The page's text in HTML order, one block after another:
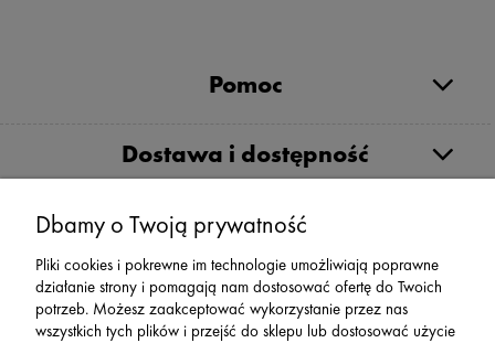
Pomoc
Dostawa i dostępność
Moje konto
Serwis
Dbamy o Twoją prywatność
Pliki cookies i pokrewne im technologie umożliwiają poprawne
działanie strony i pomagają nam dostosować ofertę do Twoich
potrzeb. Możesz zaakceptować wykorzystanie przez nas
wszystkich tych plików i przejść do sklepu lub dostosować użycie